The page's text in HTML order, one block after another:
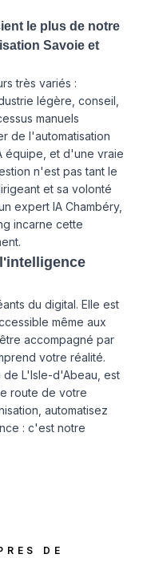
le plus de notre
Savoie et
très variés :
légère, conseil,
manuels
de l'automatisation
équipe, et d'une vraie
n'est pas tant le
et sa volonté
expert IA Chambéry,
incarne cette
du digital. Elle est
même aux
accompagné par
votre réalité.
de L'Isle-d'Abeau, est
route de votre
automatisez
: c'est notre
DE